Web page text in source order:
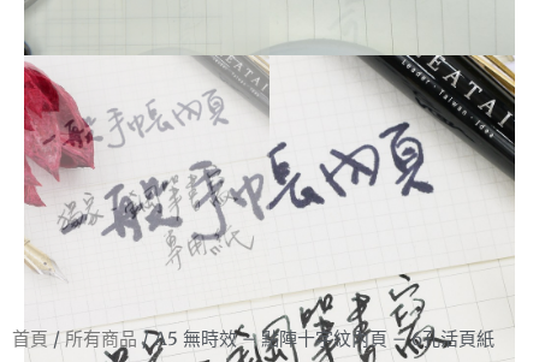
首頁/所有商品 / A5 無時效 – 點陣十字紋內頁 – 6孔活頁紙